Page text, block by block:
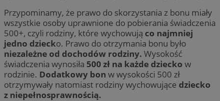
Przypominamy, że prawo do skorzystania z bonu miały
wszystkie osoby uprawnione do pobierania świadczenia
500+, czyli rodziny, które wychowują co najmniej
jedno dziecko. Prawo do otrzymania bonu było
niezależne od dochodów rodziny. Wysokość
świadczenia wynosiła 500 zł na każde dziecko w
rodzinie. Dodatkowy bon w wysokości 500 zł
otrzymywały natomiast rodziny wychowujące dziecko
z niepełnosprawnością.